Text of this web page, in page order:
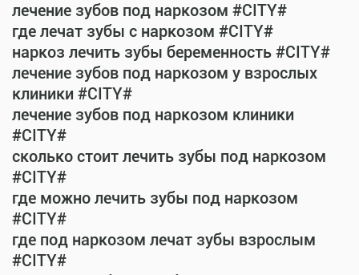
лечение зубов под наркозом #CITY#
где лечат зубы с наркозом #CITY#
наркоз лечить зубы беременность #CITY#
лечение зубов под наркозом у взрослых
клиники #CITY#
лечение зубов под наркозом клиники
#CITY#
сколько стоит лечить зубы под наркозом
#CITY#
где можно лечить зубы под наркозом
#CITY#
где под наркозом лечат зубы взрослым
#CITY#